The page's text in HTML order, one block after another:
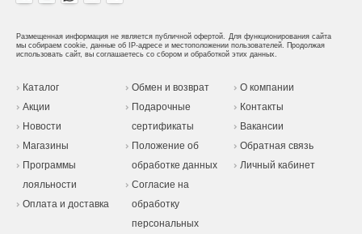
Размещенная информация не является публичной офертой. Для функционирования сайта
мы собираем cookie, данные об IP-адресе и местоположении пользователей. Продолжая
использовать сайт, вы соглашаетесь со сбором и обработкой этих данных.
Каталог
Акции
Новости
Магазины
Программы
лояльности
Оплата и доставка
Обмен и возврат
Подарочные
сертификаты
Положение об
обработке данных
Согласие на
обработку
персональных
О компании
Контакты
Вакансии
Обратная связь
Личный кабинет